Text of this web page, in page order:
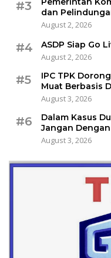
#3
dan
August 2, 2026
#4
ASDP Siap Go
August 2, 2026
#5
IPC TPK
Muat Berbasis
August 3, 2026
#6
Dalam Kasus
Jangan
August 3, 2026